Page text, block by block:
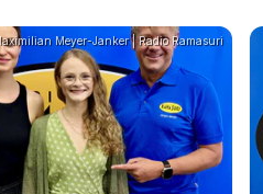
Meyer-Janker | Radio Ramasuri